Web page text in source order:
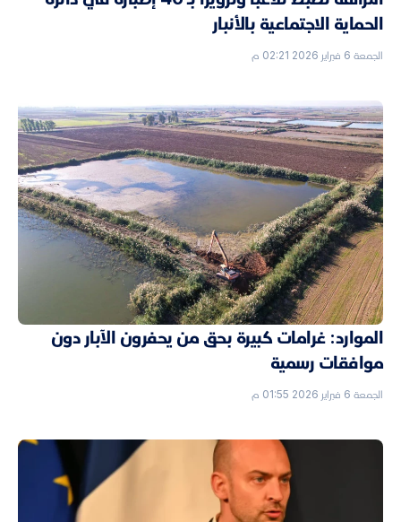
الحماية الاجتماعية بالأنبار
الجمعة 6 فبراير 2026 02:21 م
الموارد: غرامات كبيرة بحق من يحفرون الآبار دون
موافقات رسمية
الجمعة 6 فبراير 2026 01:55 م